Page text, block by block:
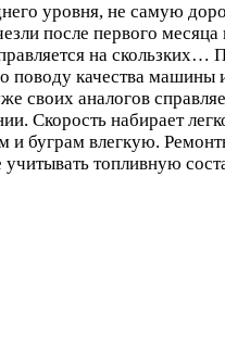
уровня, не самую
после первого
на скользких…
качества машины
аналогов
Скорость набирает
и буграм влегкую.
топливную